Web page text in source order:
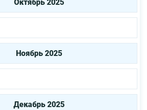
Октябрь 2025
Ноябрь 2025
Декабрь 2025